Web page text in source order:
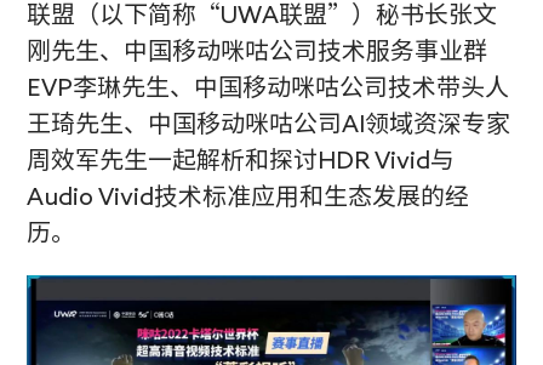
联盟（以下简称“UWA联盟”）秘书长张文
刚先生、中国移动咪咕公司技术服务事业群
EVP李琳先生、中国移动咪咕公司技术带头人
王琦先生、中国移动咪咕公司AI领域资深专家
周效军先生一起解析和探讨HDR Vivid与
Audio Vivid技术标准应用和生态发展的经
历。